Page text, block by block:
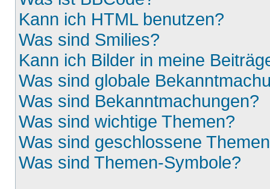
Kann ich HTML benutzen?
Was sind Smilies?
Kann ich Bilder in meine
Was sind globale
Was sind Bekanntmachungen?
Was sind wichtige Themen?
Was sind geschlossene
Was sind Themen-Symbole?